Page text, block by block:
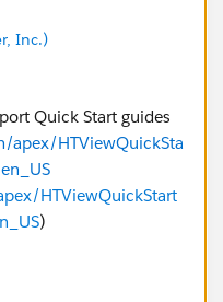
Inc.)
Quick Start guides
apex/HTViewQuickSta
HTViewQuickStart
)